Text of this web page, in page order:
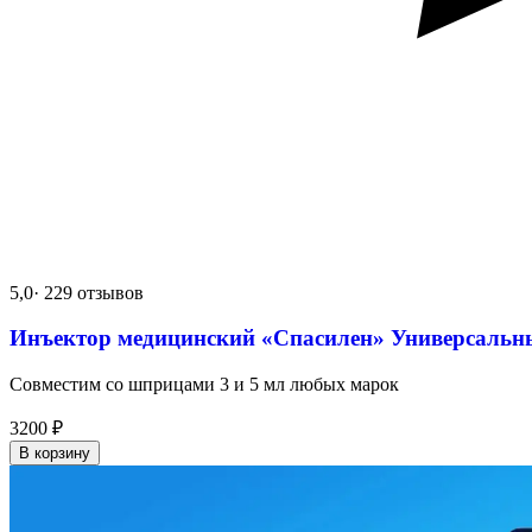
5,0· 229 отзывов
Инъектор медицинский «Спасилен»
Совместим со шприцами 3 и 5 мл любых марок
3200 ₽
В корзину